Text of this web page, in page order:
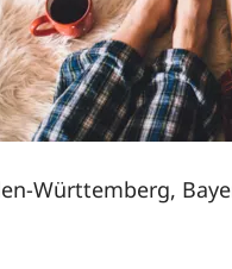
Württemberg,